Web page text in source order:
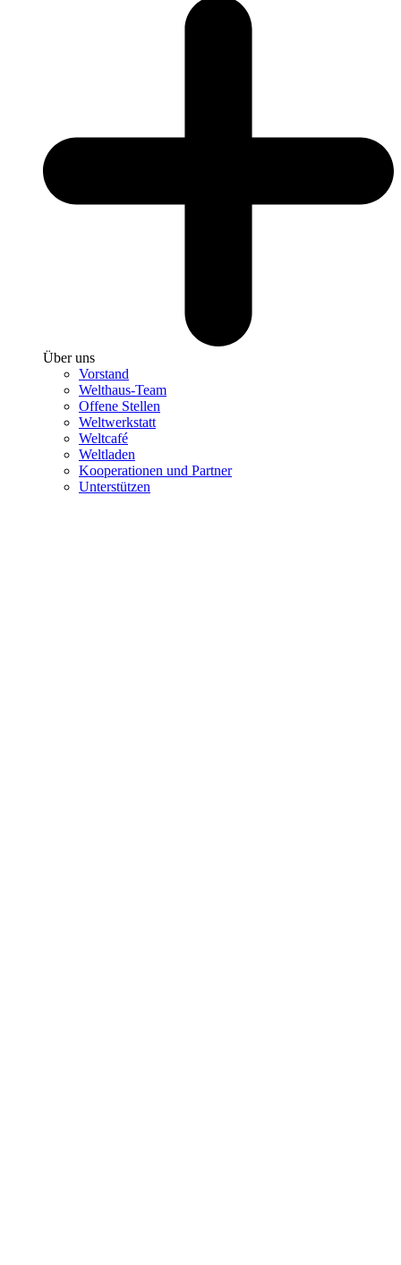
Über uns
Vorstand
Welthaus-Team
Offene Stellen
Weltwerkstatt
Weltcafé
Weltladen
Kooperationen und Partner
Unterstützen